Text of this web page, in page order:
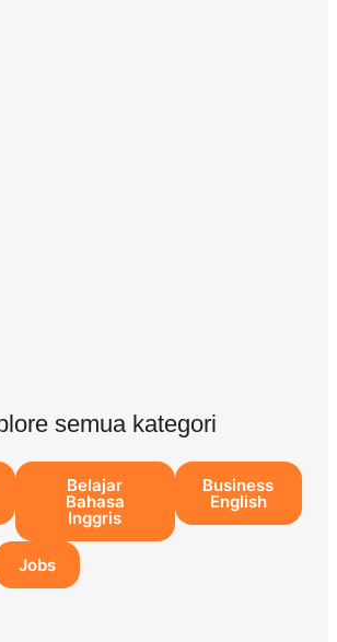
semua kategori
Belajar
Bahasa
Inggris
Business
English
Jobs